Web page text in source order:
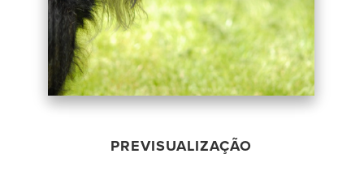
PREVISUALIZAÇÃO